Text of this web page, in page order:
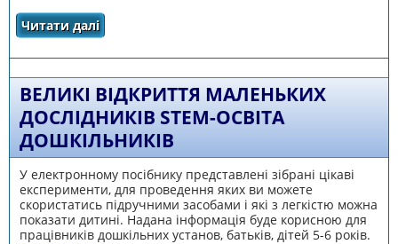
Читати далі
ВЕЛИКІ ВІДКРИТТЯ МАЛЕНЬКИХ
ДОСЛІДНИКІВ STEM-ОСВІТА
ДОШКІЛЬНИКІВ
У електронному посібнику представлені зібрані цікаві
експерименти, для проведення яких ви можете
скористатись підручними засобами і які з легкістю можна
показати дитині. Надана інформація буде корисною для
працівників дошкільних установ, батьків, дітей 5-6 років.